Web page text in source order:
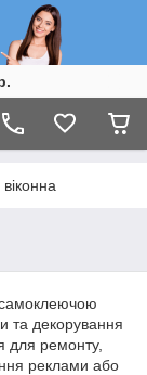
самоклеючою
та декорування
для ремонту,
реклами або